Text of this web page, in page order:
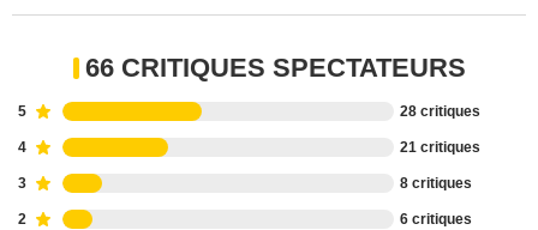
66 CRITIQUES SPECTATEURS
5 28 critiques
4 21 critiques
3 8 critiques
2 6 critiques